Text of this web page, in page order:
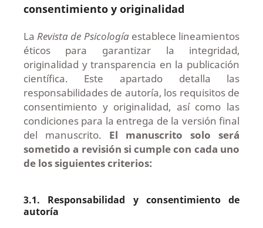
consentimiento y originalidad
LaRevista de Psicologíaestablece lineamientos
éticos para garantizar la integridad,
originalidad y transparencia en la publicación
científica. Este apartado detalla las
responsabilidades de autoría, los requisitos de
consentimiento y originalidad, así como las
condiciones para la entrega de la versión final
del manuscrito. El manuscrito solo será
sometido a revisión si cumple con cada uno
de los siguientes criterios:
3.1. Responsabilidad y consentimiento de
autoría